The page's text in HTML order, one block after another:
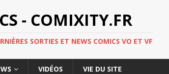
- COMIXITY.FR
SORTIES ET NEWS COMICS VO ET VF
VIDÉOS VIE DU SITE